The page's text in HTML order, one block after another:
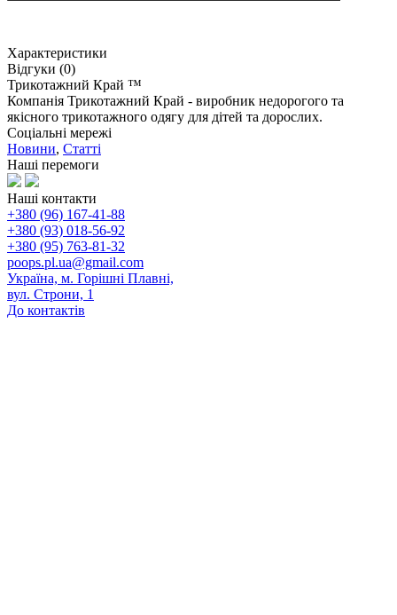
Характеристики
Відгуки (0)
Трикотажний Край ™
Компанія Трикотажний Край - виробник недорогого та
якісного трикотажного одягу для дітей та дорослих.
Соціальні мережі
Новини, Статті
Наші перемоги
Наші контакти
+380 (96) 167-41-88
+380 (93) 018-56-92
+380 (95) 763-81-32
poops.pl.ua@gmail.com
Україна, м. Горішні Плавні,
вул. Строни, 1
До контактів